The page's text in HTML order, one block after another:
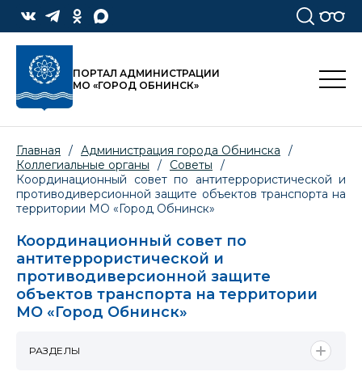
ПОРТАЛ АДМИНИСТРАЦИИ
МО «ГОРОД ОБНИНСК»
Главная / Администрация города Обнинска
/
Коллегиальные органы
/ Советы
/
Координационный совет по антитеррористической и
противодиверсионной защите объектов транспорта на
территории МО «Город Обнинск»
Координационный совет по
антитеррористической и
противодиверсионной защите
объектов транспорта на территории
МО «Город Обнинск»
РАЗДЕЛЫ